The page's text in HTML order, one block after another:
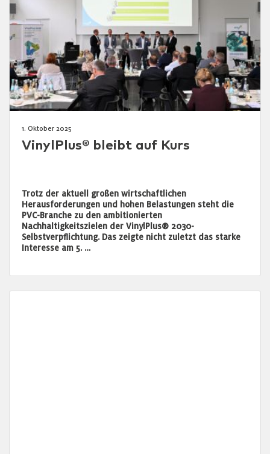
1. Oktober 2025
VinylPlus® bleibt auf Kurs
Trotz der aktuell großen wirtschaftlichen
Herausforderungen und hohen Belastungen steht die
PVC-Branche zu den ambitionierten
Nachhaltigkeitszielen der VinylPlus® 2030-
Selbstverpflichtung. Das zeigte nicht zuletzt das starke
Interesse am 5. …